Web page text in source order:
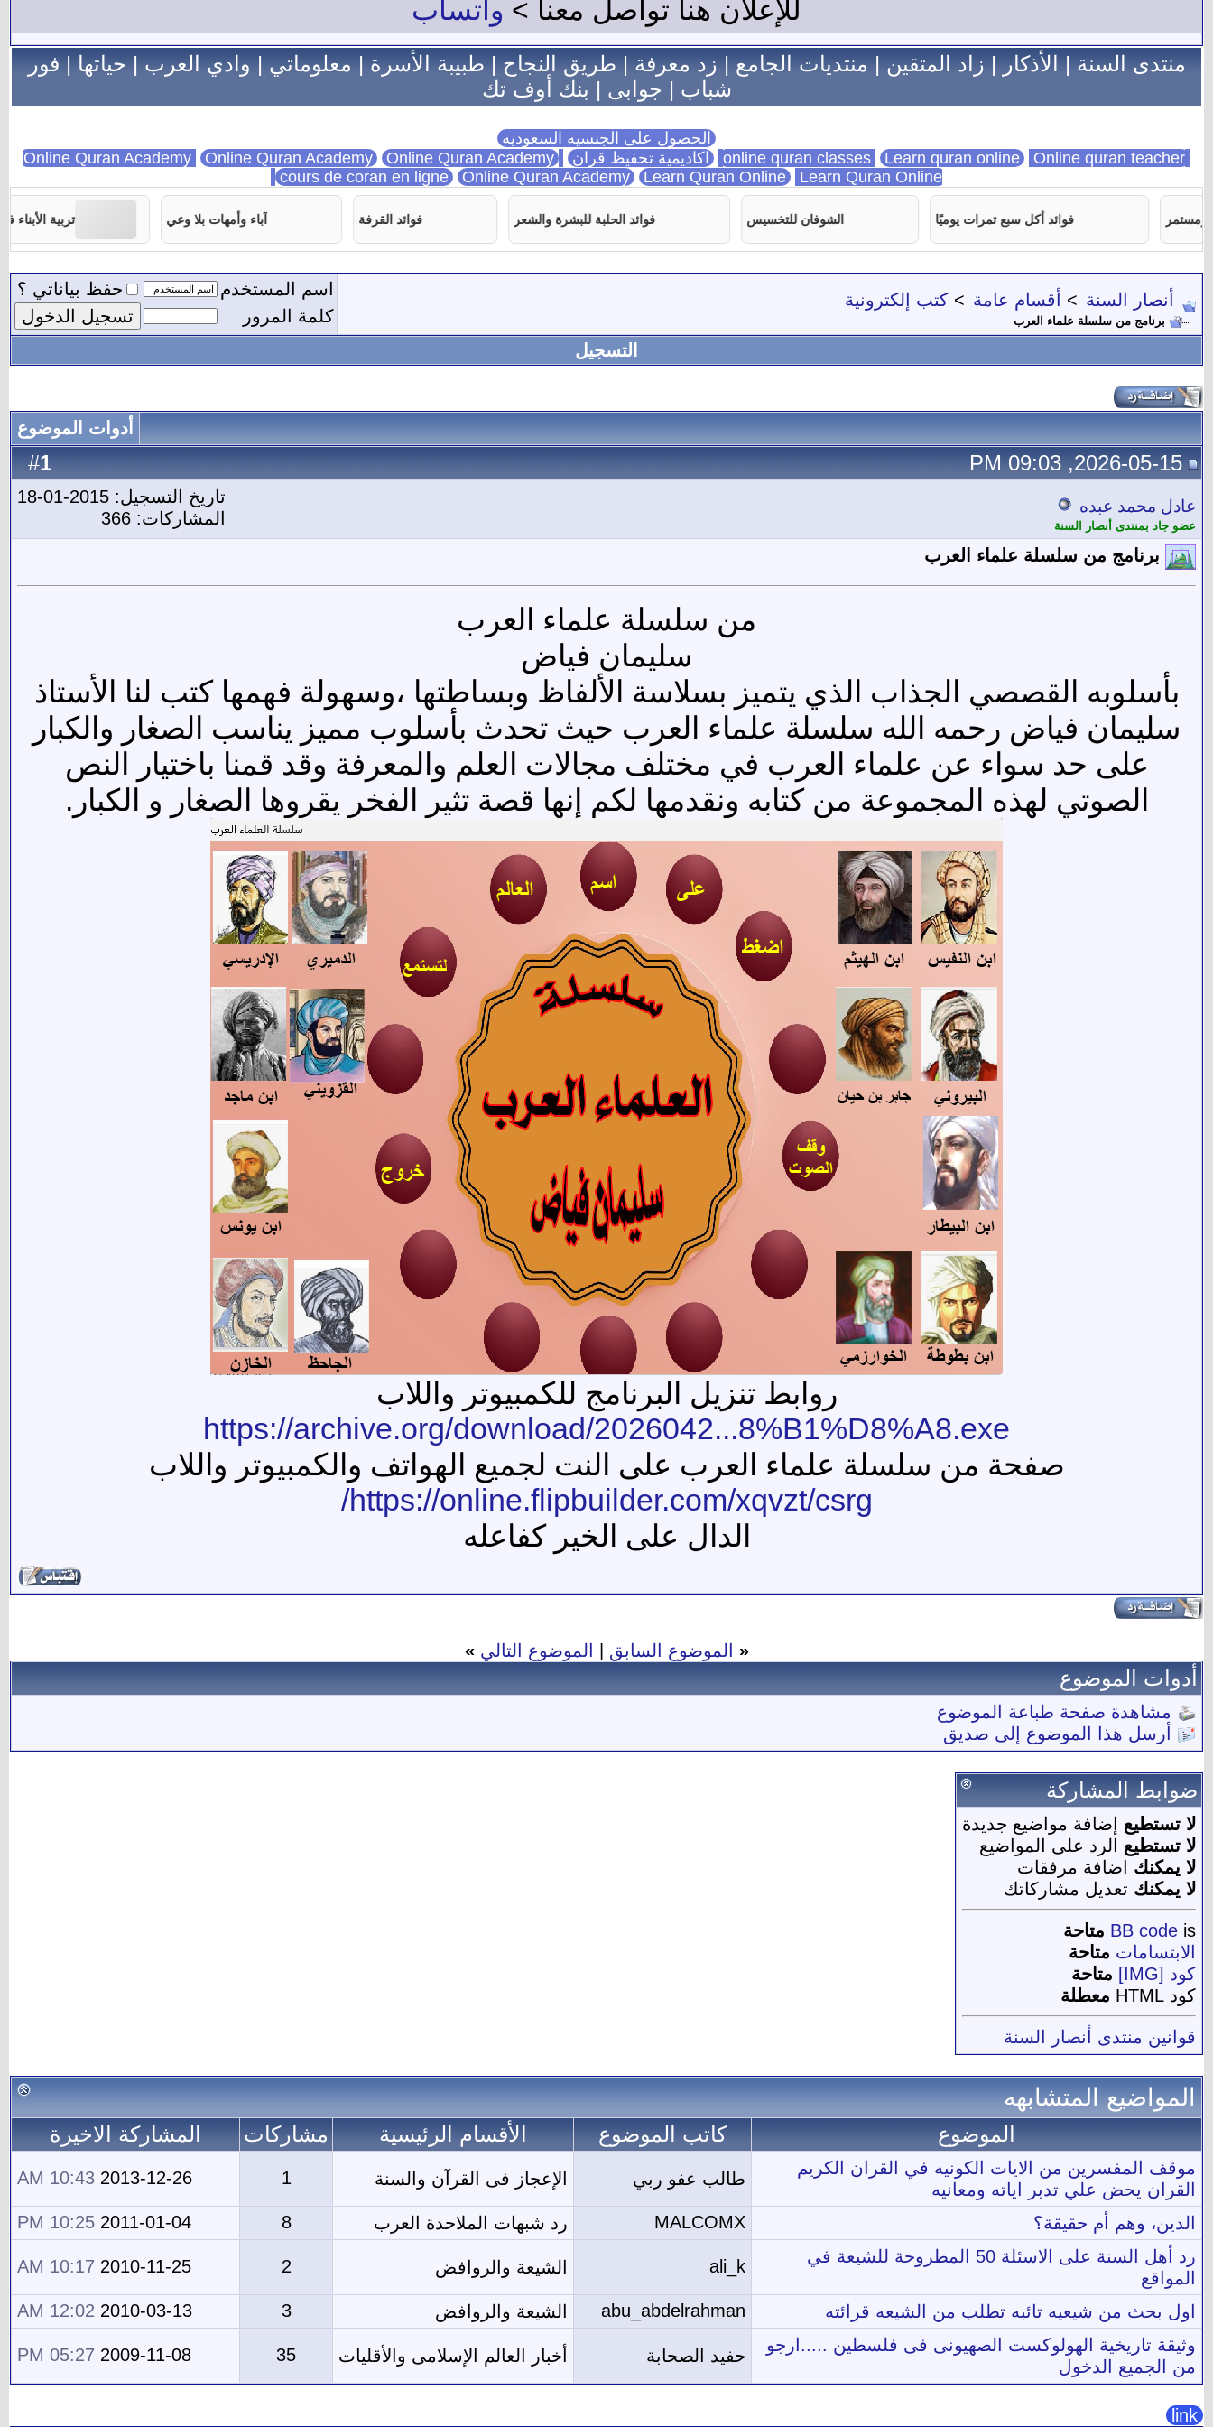
للإعلان هنا تواصل معنا > واتساب
منتدى السنة|الأذكار|زاد المتقين|منتديات الجامع|زد معرفة|طريق النجاح|طبيبة الأسرة|معلوماتي|وادي العرب|حياتها|فور
شباب | جوابى | بنك أوف تك
الحصول على الجنسيه السعوديه
Learn quran online Online quran teacher اكاديمية تحفيظ قران Online Quran Academy Online Quran Academy
cours de coran en ligne Online Quran Academy Learn Quran Online Learn Quran Online
تربية الأبناء في غياب آباء وأمهات بلا وعي فوائد القرفة فوائد الحلبة للبشرة والشعر الشوفان للتخسيس فوائد أكل سبع تمرات يوميًا
أنصار السنة > أقسام عامة > كتب إلكترونية
برنامج من سلسلة علماء العرب
اسم المستخدم
حفظ بياناتي ؟
كلمة المرور
التسجيل
أدوات الموضوع
#
1 2026-05-15, 09:03 PM
عادل محمد عبده
عضو جاد بمنتدى أنصار السنة
تاريخ التسجيل: 2015-01-18
المشاركات: 366
برنامج من سلسلة علماء العرب
من سلسلة علماء العرب
سليمان فياض
بأسلوبه القصصي الجذاب الذي يتميز بسلاسة الألفاظ وبساطتها ،وسهولة فهمها كتب لنا الأستاذ
سليمان فياض رحمه الله سلسلة علماء العرب حيث تحدث بأسلوب مميز يناسب الصغار والكبار
على حد سواء عن علماء العرب في مختلف مجالات العلم والمعرفة وقد قمنا باختيار النص
الصوتي لهذه المجموعة من كتابه ونقدمها لكم إنها قصة تثير الفخر يقروها الصغار و الكبار.
روابط تنزيل البرنامج للكمبيوتر واللاب
https://archive.org/download/2026042...8%B1%D8%A8.exe
صفحة من سلسلة علماء العرب على النت لجميع الهواتف والكمبيوتر واللاب
https://online.flipbuilder.com/xqvzt/csrg/
الدال على الخير كفاعله
« الموضوع السابق الموضوع التالي »
أدوات الموضوع
مشاهدة صفحة طباعة الموضوع
أرسل هذا الموضوع إلى صديق
ضوابط المشاركة
لا تستطيع إضافة مواضيع جديدة
لا تستطيع الرد على المواضيع
لا يمكنك اضافة مرفقات
لا يمكنك تعديل مشاركاتك
BB code is
متاحة
الابتسامات متاحة
كود [IMG]
متاحة
كود HTML
معطلة
قوانين منتدى أنصار السنة
المواضيع المتشابهه
الموضوع كاتب الموضوع الأقسام الرئيسية مشاركات المشاركة الاخيرة
موقف المفسرين من الايات الكونيه في القران الكريم
القران يحض علي تدبر اياته ومعانيه
طالب عفو ربي الإعجاز فى القرآن والسنة 1
2013-12-26
10:43 AM
الدين، وهم أم حقيقة؟ MALCOMX رد شبهات الملاحدة العرب 8
2011-01-04
10:25 PM
رد أهل السنة على الاسئلة 50 المطروحة للشيعة في
المواقع
ali_k الشيعة والروافض 2
2010-11-25
10:17 AM
اول بحث من شيعيه تائبه تطلب من الشيعه قرائته abu_abdelrahman الشيعة والروافض 3
2010-03-13
12:02 AM
وثيقة تاريخية الهولوكست الصهيونى فى فلسطين .....ارجو
من الجميع الدخول
حفيد الصحابة أخبار العالم الإسلامى والأقليات 35
2009-11-08
05:27 PM
link